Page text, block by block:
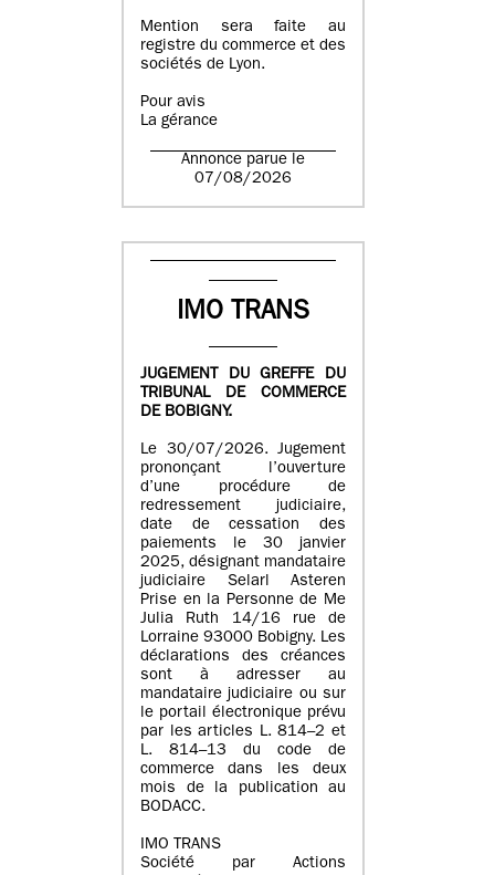
Mention sera faite au
registre du commerce et des
sociétés de Lyon.
Pour avis
La gérance
Annonce parue le
07/08/2026
IMO TRANS
JUGEMENT DU GREFFE DU
TRIBUNAL DE COMMERCE
DE BOBIGNY.
Le 30/07/2026. Jugement
prononçant l’ouverture
d’une procédure de
redressement judiciaire,
date de cessation des
paiements le 30 janvier
2025, désignant mandataire
judiciaire Selarl Asteren
Prise en la Personne de Me
Julia Ruth 14/16 rue de
Lorraine 93000 Bobigny. Les
déclarations des créances
sont à adresser au
mandataire judiciaire ou sur
le portail électronique prévu
par les articles L. 814–2 et
L. 814–13 du code de
commerce dans les deux
mois de la publication au
BODACC.
IMO TRANS
Société par Actions